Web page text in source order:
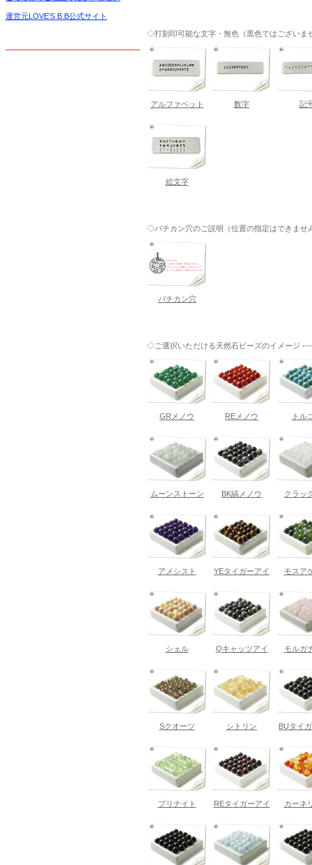
運営元LOVE'S B.B公式サイト
◇打刻印可能な文字・無色（黒色ではございま
アルファベット 数字 記
絵文字
◇バチカン穴のご説明（位置の指定はできませ
バチカン穴
◇ご選択いただける天然石ビーズのイメージ
GRメノウ REメノウ トル
ムーンストーン BK縞メノウ クラッ
アメシスト YEタイガーアイ モスア
シェル Qキャッツアイ モルガ
Sクオーツ シトリン BUタイ
プリナイト REタイガーアイ カーネ